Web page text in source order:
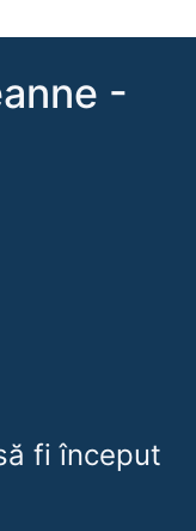
-
fi început